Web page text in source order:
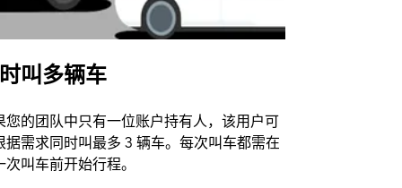
叫多辆车
您的团队中只有一位账户持有人，该用户可
据需求同时叫最多 3 辆车。每次叫车都需在
次叫车前开始行程。